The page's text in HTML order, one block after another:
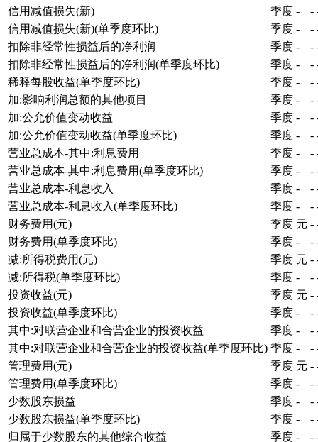
信用减值损失(新)
季度 - -
信用减值损失(新)(单季度环比)
季度 - -
扣除非经常性损益后的净利润
季度 - -
扣除非经常性损益后的净利润(单季度环比)
季度 - -
稀释每股收益(单季度环比)
季度 - -
加:影响利润总额的其他项目
季度 - -
加:公允价值变动收益
季度 - -
加:公允价值变动收益(单季度环比)
季度 - -
营业总成本-其中:利息费用
季度 - -
营业总成本-其中:利息费用(单季度环比)
季度 - -
营业总成本-利息收入
季度 - -
营业总成本-利息收入(单季度环比)
季度 - -
财务费用(元)
季度 元 -
财务费用(单季度环比)
季度 - -
减:所得税费用(元)
季度 元 -
减:所得税(单季度环比)
季度 - -
投资收益(元)
季度 元 -
投资收益(单季度环比)
季度 - -
其中:对联营企业和合营企业的投资收益
季度 - -
其中:对联营企业和合营企业的投资收益(单季度环比) 季度 - -
管理费用(元)
季度 元 -
管理费用(单季度环比)
季度 - -
少数股东损益
季度 - -
少数股东损益(单季度环比)
季度 - -
归属于少数股东的其他综合收益
季度 - -